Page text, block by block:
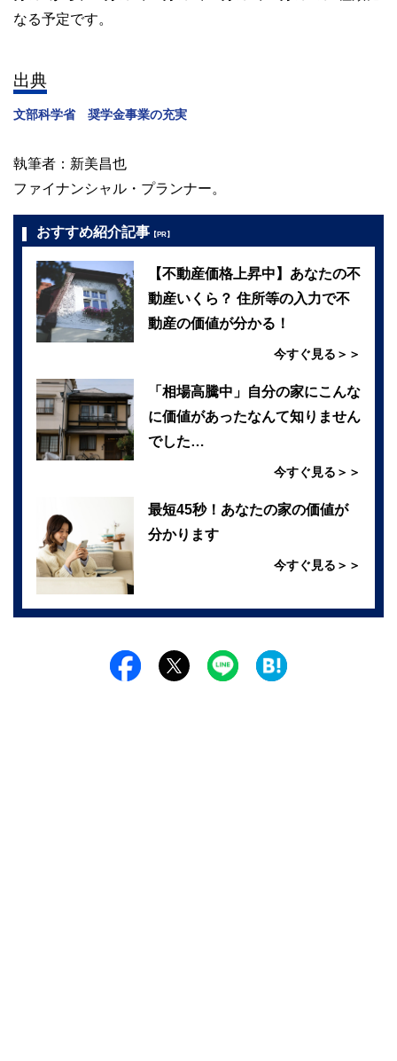
なる予定です。
出典
文部科学省 奨学金事業の充実
執筆者：新美昌也
ファイナンシャル・プランナー。
おすすめ紹介記事 【PR】
【不動産価格上昇中】あなたの不
動産いくら？ 住所等の入力で不
動産の価値が分かる！
今すぐ見る＞＞
「相場高騰中」自分の家にこんな
に価値があったなんて知りません
でした…
今すぐ見る＞＞
最短45秒！あなたの家の価値が
分かります
今すぐ見る＞＞